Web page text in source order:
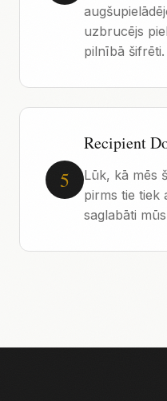
uzbrucējs
pilnībā šifrēti.
5
Recipient
Lūk, kā mēs
pirms tie tiek
saglabāti